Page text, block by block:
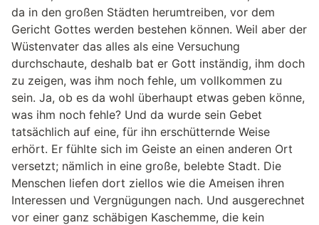
da in den großen Städten herumtreiben, vor dem
Gericht Gottes werden bestehen können. Weil aber der
Wüstenvater das alles als eine Versuchung
durchschaute, deshalb bat er Gott inständig, ihm doch
zu zeigen, was ihm noch fehle, um vollkommen zu
sein. Ja, ob es da wohl überhaupt etwas geben könne,
was ihm noch fehle? Und da wurde sein Gebet
tatsächlich auf eine, für ihn erschütternde Weise
erhört. Er fühlte sich im Geiste an einen anderen Ort
versetzt; nämlich in eine große, belebte Stadt. Die
Menschen liefen dort ziellos wie die Ameisen ihren
Interessen und Vergnügungen nach. Und ausgerechnet
vor einer ganz schäbigen Kaschemme, die kein